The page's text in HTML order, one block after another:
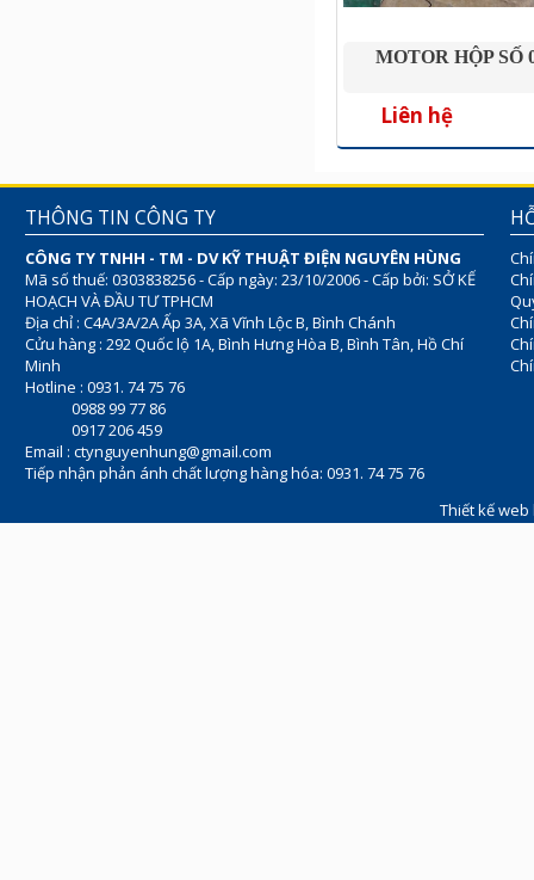
MOTOR HỘP SỐ
Liên hệ
THÔNG TIN CÔNG TY
CÔNG TY TNHH - TM - DV KỸ THUẬT ĐIỆN NGUYÊN HÙNG
Mã số thuế: 0303838256 - Cấp ngày: 23/10/2006 - Cấp bởi: SỞ KẾ
HOẠCH VÀ ĐẦU TƯ TPHCM
Địa chỉ : C4A/3A/2A Ấp 3A, Xã Vĩnh Lộc B, Bình Chánh
Cửu hàng : 292 Quốc lộ 1A, Bình Hưng Hòa B, Bình Tân, Hồ Chí
Minh
Hotline : 0931. 74 75 76
0988 99 77 86
0917 206 459
Email : ctynguyenhung@gmail.com
Tiếp nhận phản ánh chất lượng hàng hóa: 0931. 74 75 76
Thiết kế web